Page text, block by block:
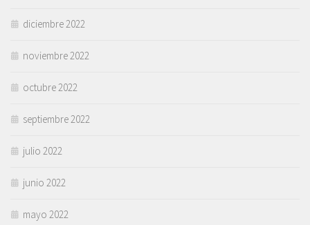
diciembre 2022
noviembre 2022
octubre 2022
septiembre 2022
julio 2022
junio 2022
mayo 2022